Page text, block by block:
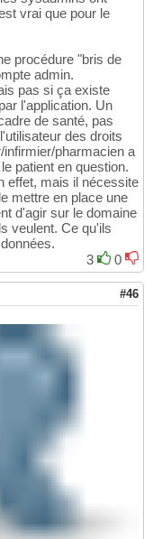
vrai que pour le
procédure "bris de
admin.
pas si ça existe
l'application. Un
de santé, pas
des droits
infirmier/pharmacien a
patient en question.
effet, mais il nécessite
mettre en place une
d'agir sur le domaine
veulent. Ce qu'ils
3
0
#46